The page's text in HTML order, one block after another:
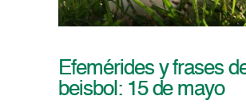
Efemérides y frases
beisbol: 15 de mayo